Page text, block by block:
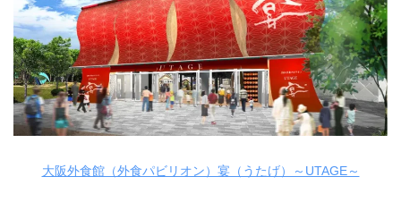
大阪外食館（外食パビリオン）宴（うたげ）～UTAGE～